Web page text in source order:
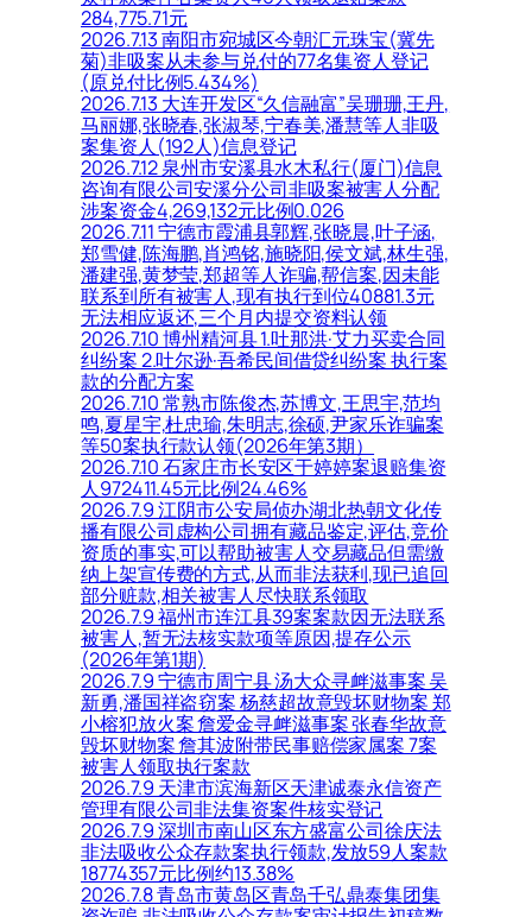
284,775.71元
2026.7.13 南阳市宛城区今朝汇元珠宝(冀先
菊)非吸案从未参与兑付的77名集资人登记
(原兑付比例5.434%)
2026.7.13 大连开发区“久信融富”吴珊珊,王丹,
马丽娜,张晓春,张淑琴,宁春美,潘慧等人非吸
案集资人(192人)信息登记
2026.7.12 泉州市安溪县水木私行(厦门)信息
咨询有限公司安溪分公司非吸案被害人分配
涉案资金4,269,132元比例0.026
2026.7.11 宁德市霞浦县郭辉,张晓晨,叶子涵,
郑雪健,陈海鹏,肖鸿铭,施晓阳,侯文斌,林生强,
潘建强,黄梦莹,郑超等人诈骗,帮信案,因未能
联系到所有被害人,现有执行到位40881.3元
无法相应返还,三个月内提交资料认领
2026.7.10 博州精河县 1.吐那洪·艾力买卖合同
纠纷案 2.吐尔逊·吾希民间借贷纠纷案 执行案
款的分配方案
2026.7.10 常熟市陈俊杰,苏博文,王思宇,范均
鸣,夏星宇,杜忠瑜,朱明志,徐硕,尹家乐诈骗案
等50案执行款认领(2026年第3期）
2026.7.10 石家庄市长安区于婷婷案退赔集资
人972411.45元比例24.46%
2026.7.9 江阴市公安局侦办湖北热朝文化传
播有限公司虚构公司拥有藏品鉴定,评估,竞价
资质的事实,可以帮助被害人交易藏品但需缴
纳上架宣传费的方式,从而非法获利,现已追回
部分赃款,相关被害人尽快联系领取
2026.7.9 福州市连江县39案案款因无法联系
被害人,暂无法核实款项等原因,提存公示
(2026年第1期)
2026.7.9 宁德市周宁县 汤大众寻衅滋事案 吴
新勇,潘国祥盗窃案 杨慈超故意毁坏财物案 郑
小榕犯放火案 詹爱金寻衅滋事案 张春华故意
毁坏财物案 詹其波附带民事赔偿家属案 7案
被害人领取执行案款
2026.7.9 天津市滨海新区天津诚泰永信资产
管理有限公司非法集资案件核实登记
2026.7.9 深圳市南山区东方盛富公司徐庆法
非法吸收公众存款案执行领款,发放59人案款
18774357元比例约13.38%
2026.7.8 青岛市黄岛区青岛千弘鼎泰集团集